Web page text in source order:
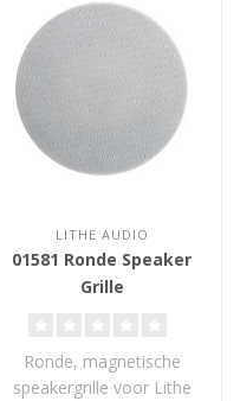
LITHE AUDIO
01581 Ronde Speaker
Grille
Ronde, magnetische
speakergrille voor Lithe